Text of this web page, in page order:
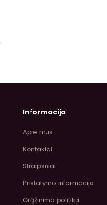
Informacija
Apie mus
Kontaktai
Straipsniai
Pristatymo informacija
Grąžinimo politika